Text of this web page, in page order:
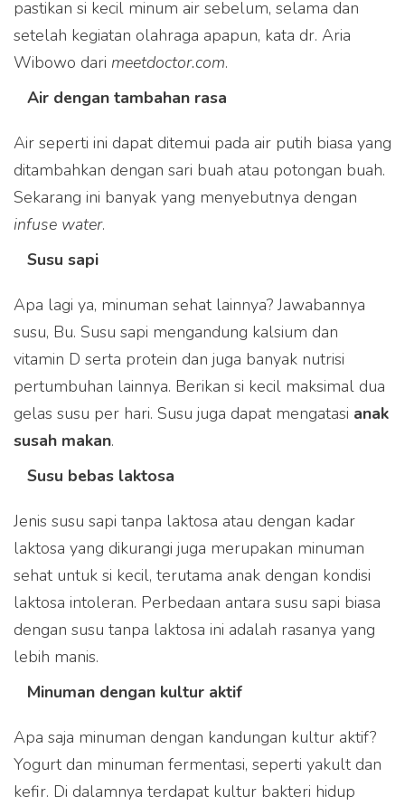
pastikan si kecil minum air sebelum, selama dan
setelah kegiatan olahraga apapun, kata dr. Aria
Wibowo dari meetdoctor.com.
Air dengan tambahan rasa
Air seperti ini dapat ditemui pada air putih biasa yang
ditambahkan dengan sari buah atau potongan buah.
Sekarang ini banyak yang menyebutnya dengan
infuse water.
Susu sapi
Apa lagi ya, minuman sehat lainnya? Jawabannya
susu, Bu. Susu sapi mengandung kalsium dan
vitamin D serta protein dan juga banyak nutrisi
pertumbuhan lainnya. Berikan si kecil maksimal dua
gelas susu per hari. Susu juga dapat mengatasi anak
susah makan.
Susu bebas laktosa
Jenis susu sapi tanpa laktosa atau dengan kadar
laktosa yang dikurangi juga merupakan minuman
sehat untuk si kecil, terutama anak dengan kondisi
laktosa intoleran. Perbedaan antara susu sapi biasa
dengan susu tanpa laktosa ini adalah rasanya yang
lebih manis.
Minuman dengan kultur aktif
Apa saja minuman dengan kandungan kultur aktif?
Yogurt dan minuman fermentasi, seperti yakult dan
kefir. Di dalamnya terdapat kultur bakteri hidup